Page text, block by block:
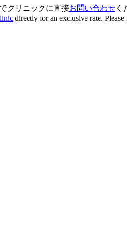
クリニックに直接お問い合わせ く
directly for an exclusive rate.